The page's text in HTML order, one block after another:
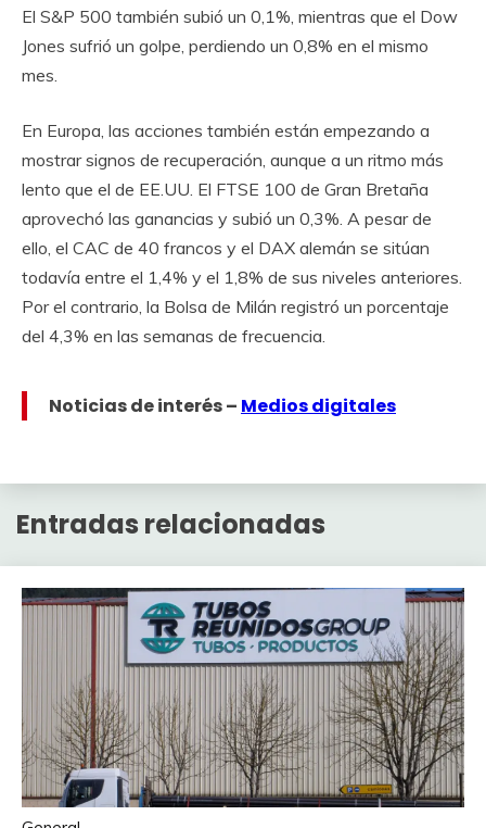
El S&P 500 también subió un 0,1%, mientras que el Dow
Jones sufrió un golpe, perdiendo un 0,8% en el mismo
mes.
En Europa, las acciones también están empezando a
mostrar signos de recuperación, aunque a un ritmo más
lento que el de EE.UU. El FTSE 100 de Gran Bretaña
aprovechó las ganancias y subió un 0,3%. A pesar de
ello, el CAC de 40 francos y el DAX alemán se sitúan
todavía entre el 1,4% y el 1,8% de sus niveles anteriores.
Por el contrario, la Bolsa de Milán registró un porcentaje
del 4,3% en las semanas de frecuencia.
Noticias de interés – Medios digitales
Entradas relacionadas